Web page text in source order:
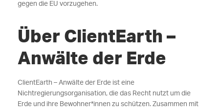
gegen die EU vorzugehen.
Über ClientEarth –
Anwälte der Erde
ClientEarth – Anwälte der Erde ist eine
Nichtregierungsorganisation, die das Recht nutzt um die
Erde und ihre Bewohner*innen zu schützen. Zusammen mit